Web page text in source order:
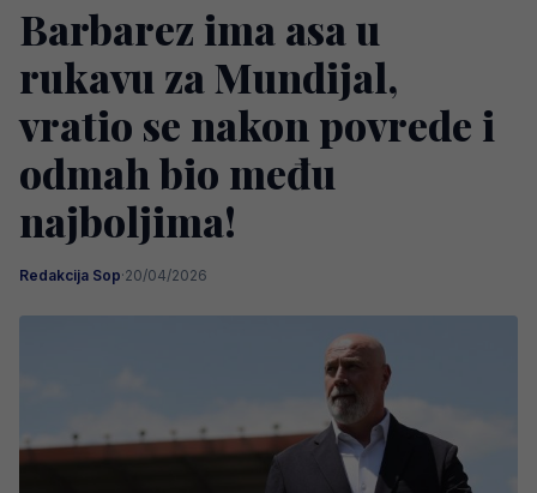
Barbarez ima asa u
rukavu za Mundijal,
vratio se nakon povrede i
odmah bio među
najboljima!
Redakcija Sop·20/04/2026